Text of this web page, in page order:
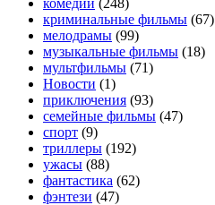
криминальные фильмы (67)
мелодрамы (99)
музыкальные фильмы (18)
мультфильмы (71)
Новости (1)
приключения (93)
семейные фильмы (47)
спорт (9)
триллеры (192)
ужасы (88)
фантастика (62)
фэнтези (47)